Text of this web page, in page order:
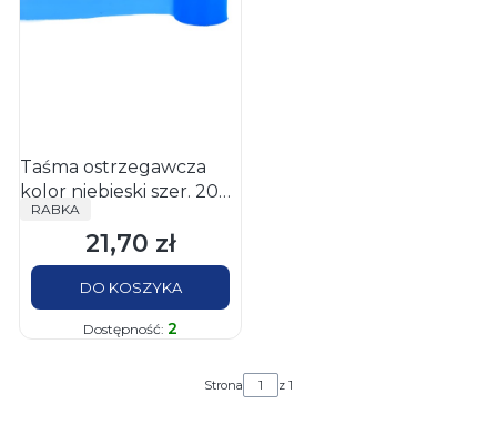
Taśma ostrzegawcza
kolor niebieski szer. 20
cm gr. 0,08mm, rolki
100mb; bez nadruku
PRODUCENT
RABKA
Cena
21,70 zł
DO KOSZYKA
Dostępność: 2
Strona z 1